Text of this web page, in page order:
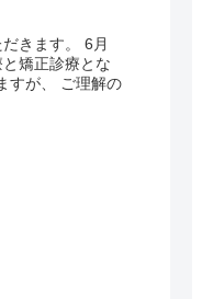
ます。 6月
矯正診療とな